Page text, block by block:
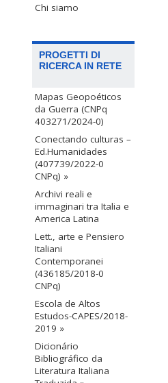
Chi siamo
PROGETTI DI
RICERCA IN RETE
Mapas Geopoéticos
da Guerra (CNPq
403271/2024-0)
Conectando culturas –
Ed.Humanidades
(407739/2022-0
CNPq) »
Archivi reali e
immaginari tra Italia e
America Latina
Lett., arte e Pensiero
Italiani
Contemporanei
(436185/2018-0
CNPq)
Escola de Altos
Estudos-CAPES/2018-
2019 »
Dicionário
Bibliográfico da
Literatura Italiana